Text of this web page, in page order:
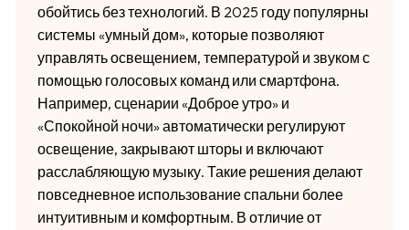
обойтись без технологий. В 2025 году популярны
системы «умный дом», которые позволяют
управлять освещением, температурой и звуком с
помощью голосовых команд или смартфона.
Например, сценарии «Доброе утро» и
«Спокойной ночи» автоматически регулируют
освещение, закрывают шторы и включают
расслабляющую музыку. Такие решения делают
повседневное использование спальни более
интуитивным и комфортным. В отличие от